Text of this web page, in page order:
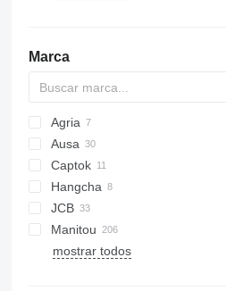
Marca
Agria
Ausa
C-series
X-series
Captok
CK
Hangcha
CPCD
CPD
CPCD
H-series
P-series
JCB
926
930
MC
DCE
DCF
FD
H-series
MP
Manitou
MC
FD
RT
15120
FD
mostrar todos